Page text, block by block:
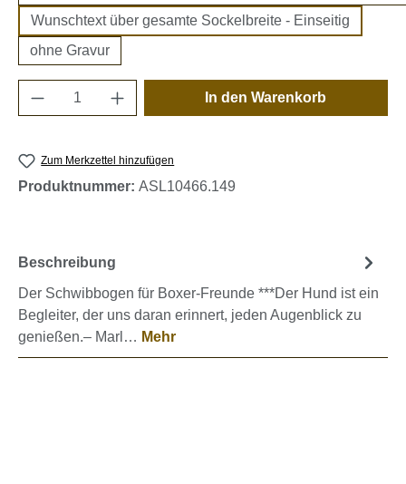
Wunschtext über gesamte Sockelbreite - Einseitig
ohne Gravur
Produkt Anzahl: Gib den gewünschten
In den Warenkorb
Zum Merkzettel hinzufügen
Produktnummer: ASL10466.149
Beschreibung
Der Schwibbogen für Boxer-Freunde ***Der Hund ist ein
Begleiter, der uns daran erinnert, jeden Augenblick zu
genießen.– Marl… Mehr